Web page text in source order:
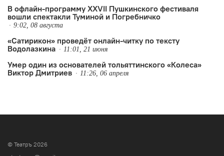
В офлайн-программу XXVII Пушкинского фестиваля
вошли спектакли Туминой и Погребничко
9:02, 08 августа
«Сатирикон» проведёт онлайн-читку по тексту
Водолазкина
11:01, 21 июня
Умер один из основателей тольяттинского «Колеса»
Виктор Дмитриев
11:26, 06 апреля
© Театръ 2026